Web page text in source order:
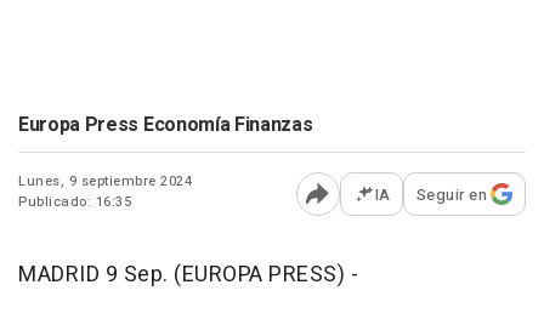
Europa Press Economía Finanzas
Lunes, 9 septiembre 2024
Publicado: 16:35
Abrir opciones para
IA Seguir en
MADRID 9 Sep. (EUROPA PRESS) -